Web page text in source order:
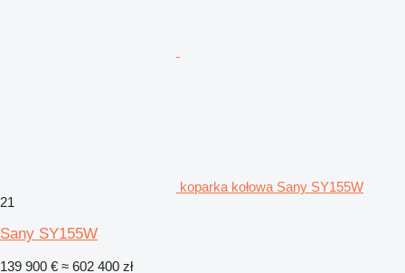
koparka kołowa Sany SY155W
21
Sany SY155W
139 900 € ≈ 602 400 zł